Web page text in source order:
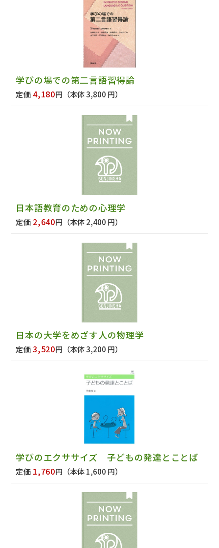
学びの場での第二言語習得論
定価 4,180円 （本体 3,800 円）
日本語教育のための心理学
定価 2,640円 （本体 2,400 円）
日本の大学をめざす人の物理学
定価3,520円 （本体 3,200 円）
学びのエクササイズ 子どもの発達とことば
定価 1,760円 （本体 1,600 円）